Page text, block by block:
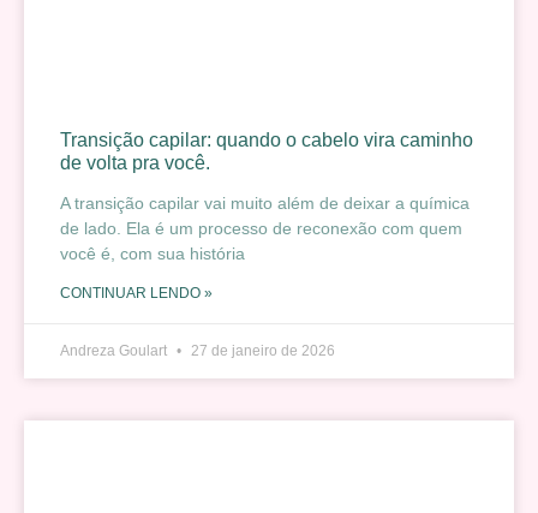
Transição capilar: quando o cabelo vira caminho
de volta pra você.
A transição capilar vai muito além de deixar a química
de lado. Ela é um processo de reconexão com quem
você é, com sua história
CONTINUAR LENDO »
Andreza Goulart 27 de janeiro de 2026